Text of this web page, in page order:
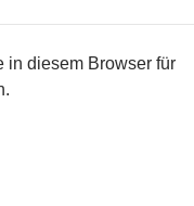
in diesem Browser für